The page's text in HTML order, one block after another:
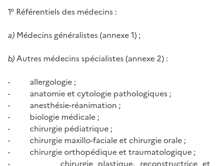
1° Référentiels des médecins :
a) Médecins généralistes (annexe 1) ;
b)Autres médecins spécialistes (annexe 2) :
- allergologie ;
- anatomie et cytologie pathologiques ;
- anesthésie-réanimation ;
- biologie médicale ;
- chirurgie pédiatrique ;
- chirurgie maxillo-faciale et chirurgie orale ;
- chirurgie orthopédique et traumatologique ;
- chirurgie plastique, reconstructrice et